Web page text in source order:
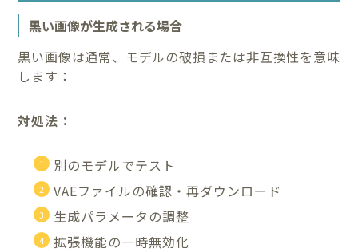
黒い画像が生成される場合
黒い画像は通常、モデルの破損または非互換性を意味
します：
対処法：
別のモデルでテスト
VAEファイルの確認・再ダウンロード
生成パラメータの調整
拡張機能の一時無効化